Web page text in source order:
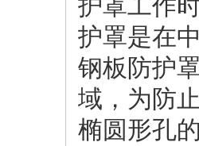
护罩工作
护罩是在
钢板防护
域，为防
椭圆形孔